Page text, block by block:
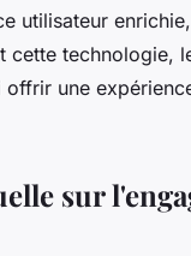
utilisateur
technologie,
une
sur